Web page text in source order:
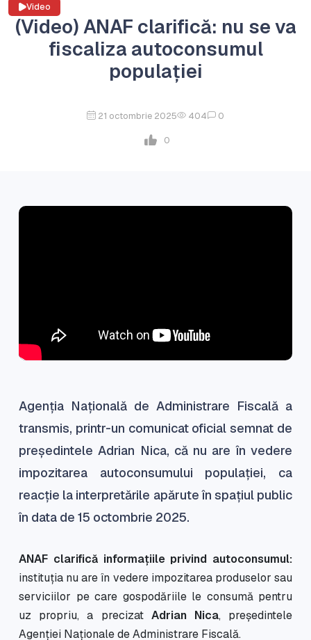
Video
(Video) ANAF clarifică: nu se va
fiscaliza autoconsumul
populației
21 octombrie 2025 404 0
0
Agenția Națională de Administrare Fiscală a
transmis, printr-un comunicat oficial semnat de
președintele Adrian Nica, că nu are în vedere
impozitarea autoconsumului populației, ca
reacție la interpretările apărute în spațiul public
în data de 15 octombrie 2025.
ANAF clarifică informațiile privind autoconsumul:
instituția nu are în vedere impozitarea produselor sau
serviciilor pe care gospodăriile le consumă pentru
uz propriu, a precizat Adrian Nica, președintele
Agenției Naționale de Administrare Fiscală.